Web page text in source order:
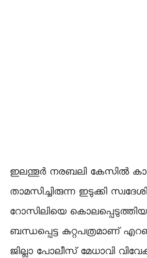
ഇലന്തൂർ നരബലി കേസിൽ
താമസിച്ചിരുന്ന ഇടുക്കി
റോസിലിയെ
ബന്ധപ്പെട്ട കുറ്റപത്രമാണ്
ജില്ലാ പോലീസ് മേധാവി